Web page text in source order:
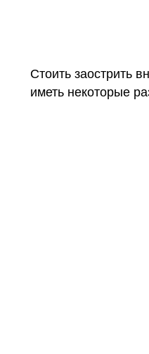
Стоить заострить
иметь некоторые